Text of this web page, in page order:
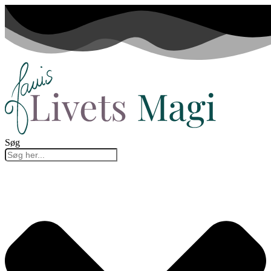
Videre
indhold
Søg